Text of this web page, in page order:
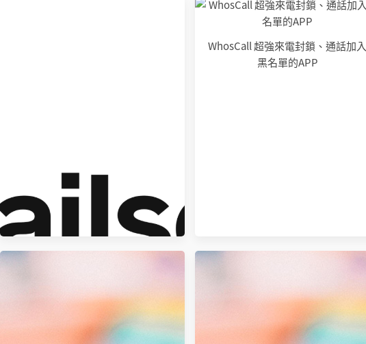
WhosCall 超強來電封鎖、通話加入
黑名單的APP